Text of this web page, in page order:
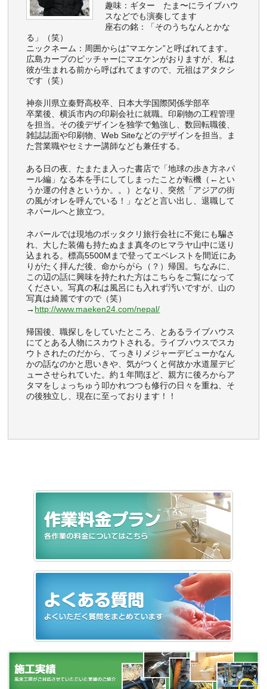
趣味：ギター たま〜にライブハウ
スなどでも演奏してます
座右の銘：「そのうちなんとかな
る」（笑）
ニックネーム：周囲からは”マエケン”と呼ばれてます。
広島カープのピッチャーにマエケンがおりますが、私は
彼が生まれる前から呼ばれてますので、元祖はアタクシ
です（笑）
神奈川県立秦野高校卒、日本大学国際関係学部卒
卒業後、横浜市内の印刷会社に就職。印刷物の工程管理
を担当。その後デザインを独学で勉強し、数回転職後、
雑誌誌面や印刷物、Web Siteなどのデザインを担当。ま
た営業職やセミナー講師なども兼任する。
ある日の夜、たまたま入った書店で「地球の歩き方ネパ
ール編」なる本を手にしてしまったことが転機（←とい
うか運の付きというか。。）となり、突然「アジアの街
の風がオレを呼んでいる！」などと言い出し、退職して
ネパールへと旅立つ。
ネパールでは現地のボッタクリ旅行会社に不覚にも騙さ
れ、大した装備も持たぬまま真冬のヒマラヤ山中に送り
込まれる。標高5500Mまで登ってエベレストを間近にあ
りがたく拝んだ後、命からがら（？）帰国。ちなみに、
この辺の話に興味を持たれた方はこちらをご覧になって
ください。写真の私は風呂にも入れず汚いですが、山の
写真は綺麗ですので（笑）
→ http://www.maeken24.com/nepal/
帰国後、職探しをしていたところ、とあるライブハウス
にてとある人物にスカウトされる。ライブハウスでスカ
ウトされたのだから、てっきりメジャーデビューかなん
かの話なのかと思いきや、気がつくと何故か水道屋デビ
ューさせられていた。約１年間ほど、親方に後ろからア
タマをしょっちゅう叩かれつつも修行の日々を重ね、そ
の後独立し、現在に至っております！！